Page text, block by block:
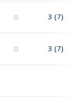
0 3 (7)
0 3 (7)